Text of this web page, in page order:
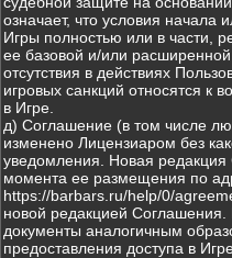
означает, что условия начала
Игры полностью или в части,
ее базовой и/или
отсутствия в действиях
игровых санкций относятся к
в Игре.
д) Соглашение (в том числе
изменено Лицензиаром без
уведомления. Новая редакция
момента ее размещения по
https://barbars.ru/help/0/
новой редакцией
документы аналогичным
предоставления доступа в